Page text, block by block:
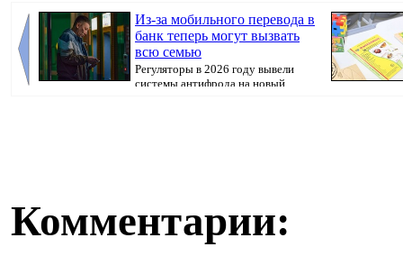
Из-за мобильного перевода в
банк теперь могут вызвать
всю семью
Регуляторы в 2026 году вывели
системы антифрода на новый
Комментарии: